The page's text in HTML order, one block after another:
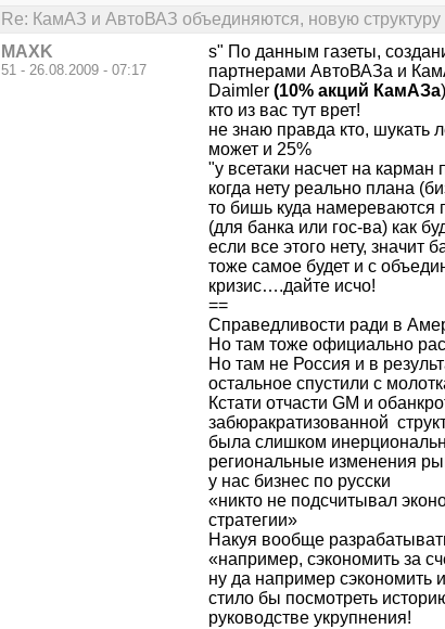
Re: КамАЗ и АвтоВАЗ объединяются, новую структуру
MAXK
51 - 26.08.2009 - 07:17
s" По данным газеты,
партнерами АвтоВАЗа и
Daimler (10% акций КамАЗа
кто из вас тут врет!
не знаю правда кто, шукать
может и 25%
"у всетаки насчет на
когда нету реально плана
то бишь куда намереваются
(для банка или гос-ва) как
если все этого нету, значит
тоже самое будет и с
кризис….дайте исчо!
==
Справедливости ради в
Но там тоже официально
Но там не Россия и в
остальное спустили с
Кстати отчасти GM и
забюракратизованной
была слишком
региональные изменения
у нас бизнес по русски
«никто не подсчитывал
стратегии»
Накуя вообще
«например, сэкономить за
ну да например сэкономить
стило бы посмотреть
руководстве укрупнения!